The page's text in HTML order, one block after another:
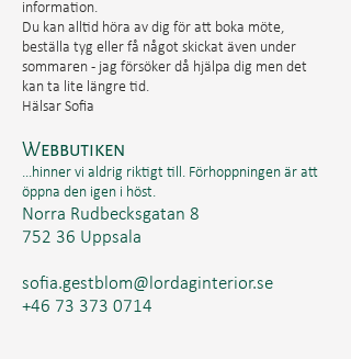
information.
Du kan alltid höra av dig för att boka möte,
beställa tyg eller få något skickat även under
sommaren - jag försöker då hjälpa dig men det
kan ta lite längre tid.
Hälsar Sofia
Webbutiken
...hinner vi aldrig riktigt till. Förhoppningen är att
öppna den igen i höst.
Norra Rudbecksgatan 8
752 36 Uppsala
sofia.gestblom@lordaginterior.se
+46 73 373 0714